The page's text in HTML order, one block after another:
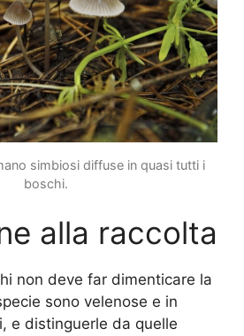
simbiosi diffuse in quasi tutti i
boschi.
alla raccolta
non deve far dimenticare la
sono velenose e in
e distinguerle da quelle